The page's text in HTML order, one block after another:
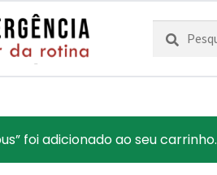
Pesquisar
por:
Pesquisa
foi adicionado ao seu carrinho.